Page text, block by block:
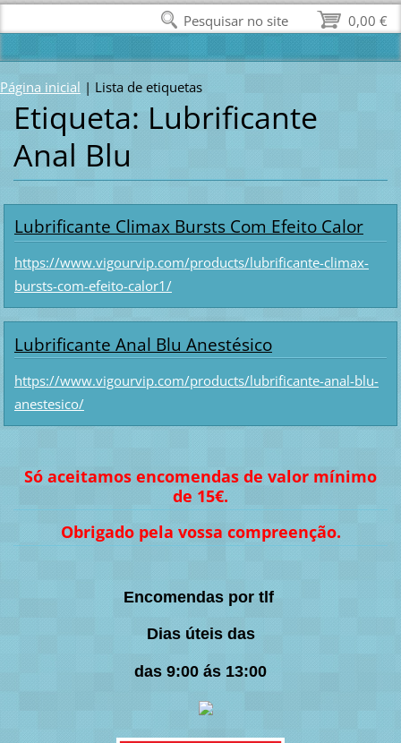
Página inicial | Lista de etiquetas
Etiqueta: Lubrificante
Anal Blu
Lubrificante Climax Bursts Com Efeito Calor
https://www.vigourvip.com/products/lubrificante-climax-
bursts-com-efeito-calor1/
Lubrificante Anal Blu Anestésico
https://www.vigourvip.com/products/lubrificante-anal-blu-
anestesico/
Só aceitamos encomendas de valor mínimo
de 15€.
Obrigado pela vossa compreenção.
Encomendas por tlf
Dias úteis das
das 9:00 ás 13:00
0,00 €
Pesquisar no site